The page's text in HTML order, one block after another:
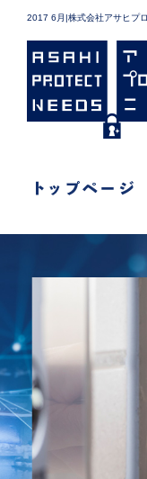
2017 6月|株式会社アサヒプ